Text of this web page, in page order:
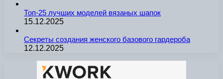
Топ-25 лучших моделей вязаных шапок
15.12.2025
Секреты создания женского базового гардероба
12.12.2025